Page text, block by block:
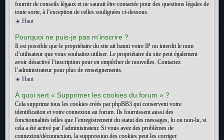
fournir de conseils légaux et ne saurait être contactée pour des questions légales de
toute sorte, à l’exception de celles soulignées ci-dessous.
Haut
Pourquoi ne puis-je pas m’inscrire ?
Il est possible que le propriétaire du site ait banni votre IP ou interdit le nom
d’utilisateur que vous souhaitez utiliser. Le propriétaire du site peut également
avoir désactivé l’inscription pour en empêcher de nouvelles. Contactez
l’administrateur pour plus de renseignements.
Haut
À quoi sert « Supprimer les cookies du forum » ?
Cela supprime tous les cookies créés par phpBB3 qui conservent votre
identification et votre connexion au forum. Ils fournissent aussi des
fonctionnalités telles que l’enregistrement du statut des messages, lu ou non-lu, si
cela a été activé par l’administrateur. Si vous avez des problèmes de
connexion/déconnexion, la suppression des cookies peut les corriger.